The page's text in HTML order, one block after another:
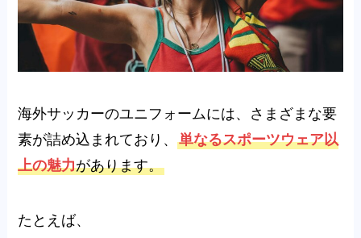
海外サッカーのユニフォームには、さまざまな要
素が詰め込まれており、単なるスポーツウェア以
上の魅力があります。
たとえば、